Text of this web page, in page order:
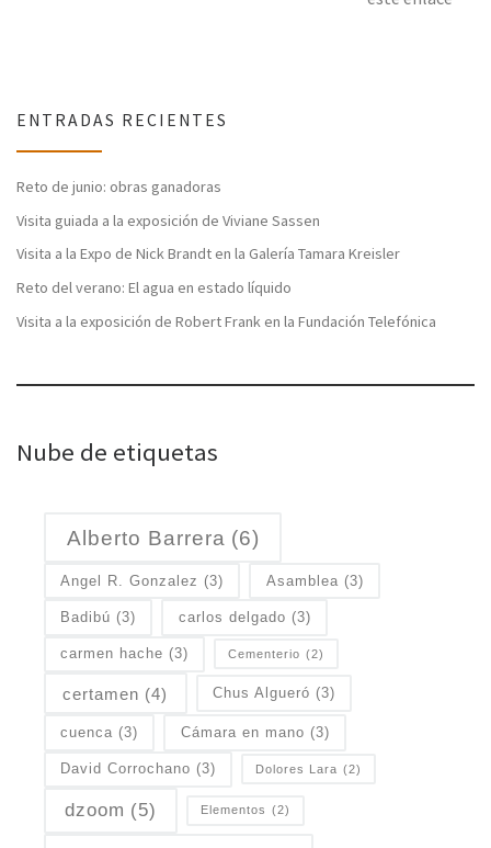
ENTRADAS RECIENTES
Reto de junio: obras ganadoras
Visita guiada a la exposición de Viviane Sassen
Visita a la Expo de Nick Brandt en la Galería Tamara Kreisler
Reto del verano: El agua en estado líquido
Visita a la exposición de Robert Frank en la Fundación Telefónica
Nube de etiquetas
Alberto Barrera (6)
Angel R. Gonzalez (3) Asamblea (3)
Badibú (3) carlos delgado (3)
carmen hache (3) Cementerio (2)
certamen (4) Chus Algueró (3)
cuenca (3) Cámara en mano (3)
David Corrochano (3) Dolores Lara (2)
dzoom (5) Elementos (2)